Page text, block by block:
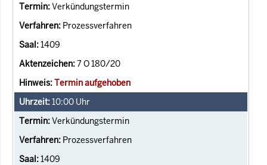
Verkündungstermin
Prozessverfahren
1409
7 O 180/20
Termin aufgehoben
10:00 Uhr
Verkündungstermin
Prozessverfahren
1409